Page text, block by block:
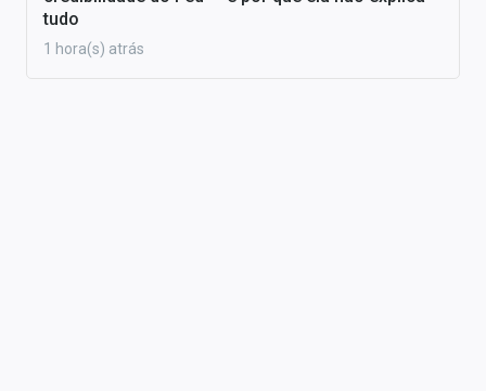
tudo
1 hora(s) atrás